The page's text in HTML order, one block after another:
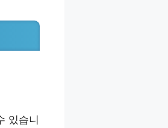
있습니